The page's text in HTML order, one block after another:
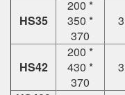
HS35
200 *
350 *
370
HS42
200 *
430 *
370